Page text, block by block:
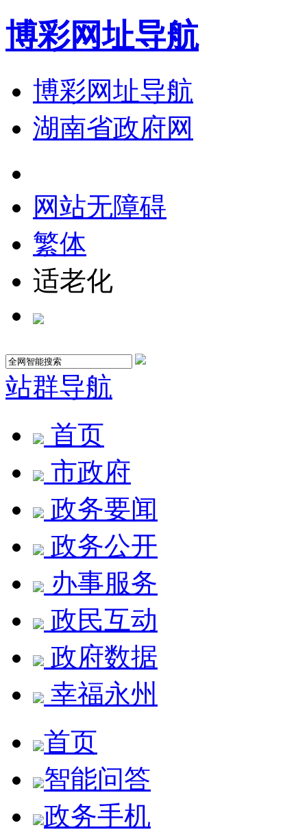
博彩网址导航
博彩网址导航
湖南省政府网
网站无障碍
繁体
适老化
站群导航
首页
市政府
政务要闻
政务公开
办事服务
政民互动
政府数据
幸福永州
首页
智能问答
政务手机